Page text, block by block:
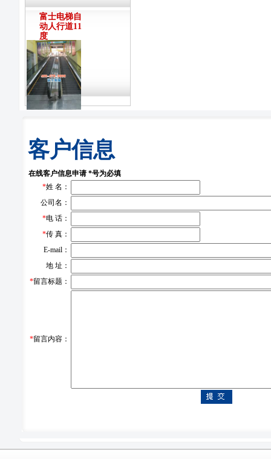
富士电梯自
动人行道11
度
客户信息
在线客户信息申请 *号为必填
*姓 名：
公司名：
*电 话：
*传 真：
E-mail：
地 址：
*留言标题：
*留言内容：